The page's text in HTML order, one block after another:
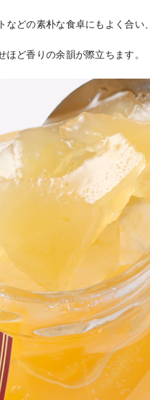
どの素朴な食卓にもよく合い
ど香りの余韻が際立ちます。